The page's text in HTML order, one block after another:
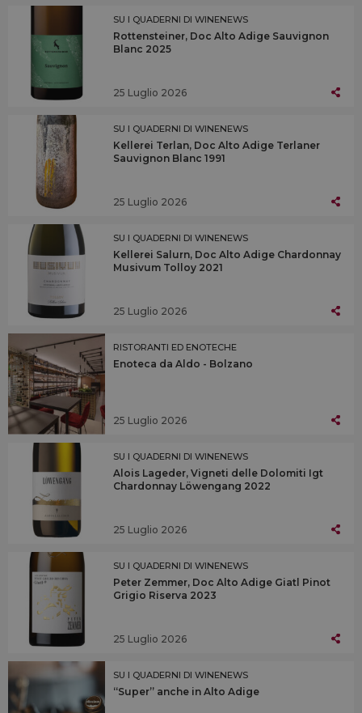
SU I QUADERNI DI WINENEWS
Rottensteiner, Doc Alto Adige Sauvignon
Blanc 2025
25 Luglio 2026
SU I QUADERNI DI WINENEWS
Kellerei Terlan, Doc Alto Adige Terlaner
Sauvignon Blanc 1991
25 Luglio 2026
SU I QUADERNI DI WINENEWS
Kellerei Salurn, Doc Alto Adige Chardonnay
Musivum Tolloy 2021
25 Luglio 2026
RISTORANTI ED ENOTECHE
Enoteca da Aldo - Bolzano
25 Luglio 2026
SU I QUADERNI DI WINENEWS
Alois Lageder, Vigneti delle Dolomiti Igt
Chardonnay Löwengang 2022
25 Luglio 2026
SU I QUADERNI DI WINENEWS
Peter Zemmer, Doc Alto Adige Giatl Pinot
Grigio Riserva 2023
25 Luglio 2026
SU I QUADERNI DI WINENEWS
“Super” anche in Alto Adige